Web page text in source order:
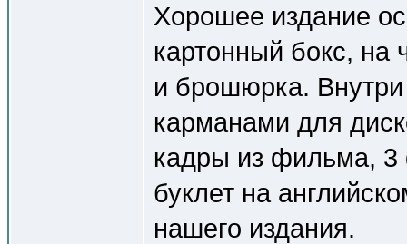
Хорошее издание
картонный бокс,
и брошюрка.
карманами для
кадры из фильма, 3
буклет на
нашего издания.